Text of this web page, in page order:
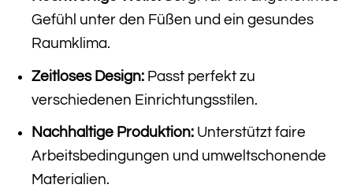
Gefühl unter den Füßen und ein gesundes
Raumklima.
Zeitloses Design:Passt perfekt zu
verschiedenen Einrichtungsstilen.
Nachhaltige Produktion:Unterstützt faire
Arbeitsbedingungen und umweltschonende
Materialien.